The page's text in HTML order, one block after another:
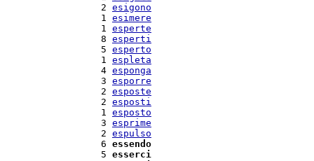
   2
esigono
   1
esimere
   1
esperte
   8
esperti
   5
esperto
   1
espleta
   4
esponga
   3
esporre
   2
esposte
   2
esposti
   1
esposto
   3
esprime
   2
espulso
   6
essendo
   5
esserci